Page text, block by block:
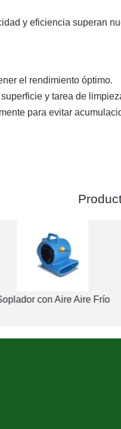
y eficiencia superan
el rendimiento óptimo.
y tarea de
para evitar
con Aire Aire Frío